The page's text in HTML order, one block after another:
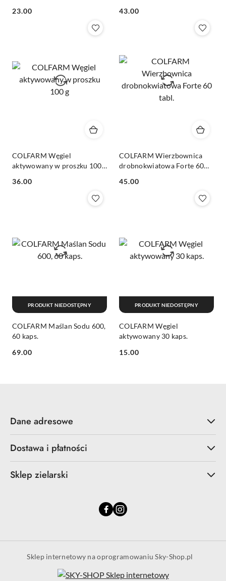
Cena:
23.00 Cena:
43.00
COLFARM Węgiel
aktywowany w proszku 100
Cena:
36.00
COLFARM Wierzbownica
drobnokwiatowa Forte 60
Cena:
45.00
COLFARM Maślan Sodu 600,
60 kaps.
Cena:
69.00
PRODUKT NIEDOSTĘPNY
COLFARM Węgiel
aktywowany 30 kaps.
Cena:
15.00
PRODUKT NIEDOSTĘPNY
Dane adresowe
Dostawa i płatności
Sklep zielarski
Sklep internetowy na oprogramowaniu Sky-Shop.pl